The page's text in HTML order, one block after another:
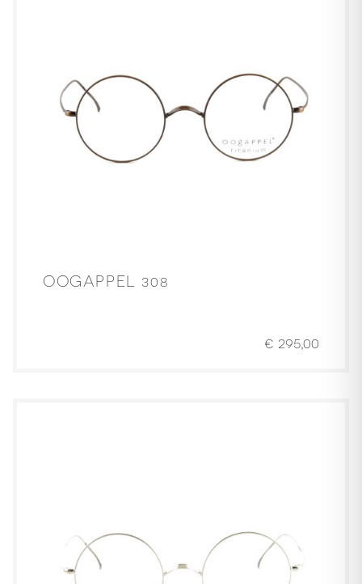
OOGAPPEL 308
€ 295,00